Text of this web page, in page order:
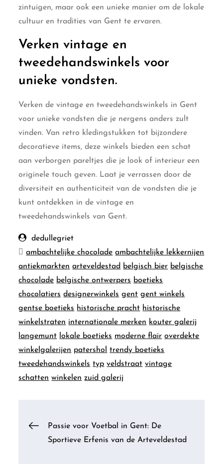
zintuigen, maar ook een unieke manier om de lokale
cultuur en tradities van Gent te ervaren.
Verken vintage en
tweedehandswinkels voor
unieke vondsten.
Verken de vintage en tweedehandswinkels in Gent
voor unieke vondsten die je nergens anders zult
vinden. Van retro kledingstukken tot bijzondere
decoratieve items, deze winkels bieden een schat
aan verborgen pareltjes die je look of interieur een
originele touch geven. Laat je verrassen door de
diversiteit en authenticiteit van de vondsten die je
kunt ontdekken in de vintage en
tweedehandswinkels van Gent.
dedullegriet
ambachtelijke chocolade ambachtelijke lekkernijen
antiekmarkten arteveldestad belgisch bier belgische
chocolade belgische ontwerpers boetieks
chocolatiers designerwinkels gent gent winkels
gentse boetieks historische pracht historische
winkelstraten internationale merken kouter galerij
langemunt lokale boetieks moderne flair overdekte
winkelgalerijen patershol
trendy boetieks
tweedehandswinkels typ veldstraat vintage
schatten winkelen zuid galerij
Berichtnavigatie
Passie voor Voetbal in Gent: De
Sportieve Erfenis van de Arteveldestad